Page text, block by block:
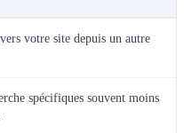
votre site depuis un autre
spécifiques souvent moins